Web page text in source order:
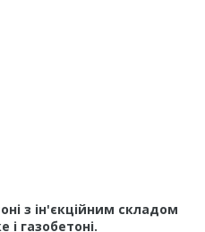
з ін'єкційним складом
газобетоні.